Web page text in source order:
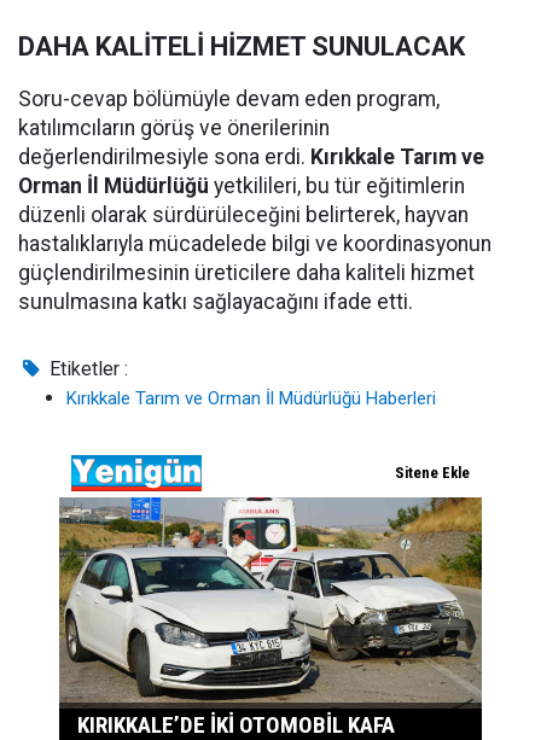
DAHA KALİTELİ HİZMET SUNULACAK
Soru-cevap bölümüyle devam eden program,
katılımcıların görüş ve önerilerinin
değerlendirilmesiyle sona erdi. Kırıkkale Tarım ve
Orman İl Müdürlüğü yetkilileri, bu tür eğitimlerin
düzenli olarak sürdürüleceğini belirterek, hayvan
hastalıklarıyla mücadelede bilgi ve koordinasyonun
güçlendirilmesinin üreticilere daha kaliteli hizmet
sunulmasına katkı sağlayacağını ifade etti.
Etiketler :
Kırıkkale Tarım ve Orman İl Müdürlüğü Haberleri